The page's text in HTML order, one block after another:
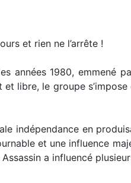
et rien ne l’arrête !
1980, emmené
libre, le groupe
indépendance en
et une influence
a influencé